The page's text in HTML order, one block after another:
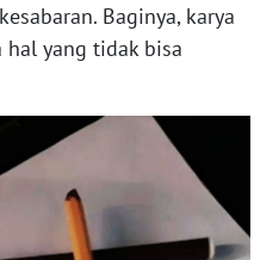
Baginya, karya
hal yang tidak bisa